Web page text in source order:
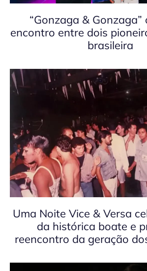
“Gonzaga & Gonzaga”
encontro entre dois
brasileira
Uma Noite Vice & Versa
da histórica boate e
reencontro da geração